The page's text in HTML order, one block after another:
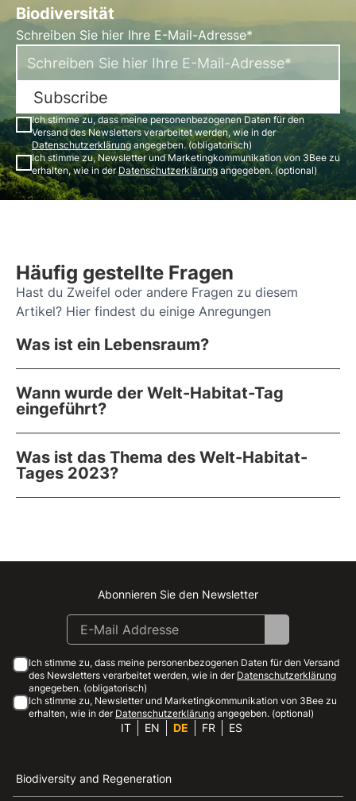
Biodiversität
Schreiben Sie hier Ihre E-Mail-Adresse*
Subscribe
Ich stimme zu, dass meine personenbezogenen Daten für den
Versand des Newsletters verarbeitet werden, wie in der
Datenschutzerklärungangegeben. (obligatorisch)
Ich stimme zu, Newsletter und Marketingkommunikation von 3Bee zu
erhalten, wie in derDatenschutzerklärungangegeben. (optional)
Häufig gestellte Fragen
Hast du Zweifel oder andere Fragen zu diesem
Artikel? Hier findest du einige Anregungen
Was ist ein Lebensraum?
Wann wurde der Welt-Habitat-Tag
eingeführt?
Was ist das Thema des Welt-Habitat-
Tages 2023?
Instagram
Facebook
Linkedin
Youtube
Abonnieren Sie den Newsletter
Ich stimme zu, dass meine personenbezogenen Daten für den Versand
des Newsletters verarbeitet werden, wie in der Datenschutzerklärung
angegeben. (obligatorisch)
Ich stimme zu, Newsletter und Marketingkommunikation von 3Bee zu
erhalten, wie in der Datenschutzerklärung angegeben. (optional)
IT EN DE FR ES
Biodiversity and Regeneration